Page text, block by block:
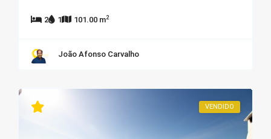
2 1 101.00 m2
João Afonso Carvalho
VENDIDO